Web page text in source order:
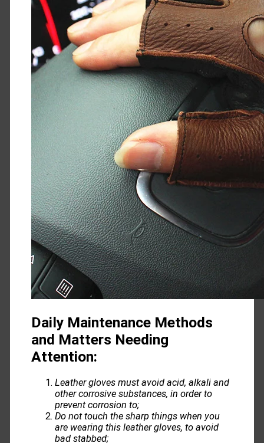
Daily Maintenance Methods
and Matters Needing
Attention:
Leather gloves must avoid acid, alkali and
other corrosive substances, in order to
prevent corrosion to;
Do not touch the sharp things when you
are wearing this leather gloves, to avoid
bad stabbed;